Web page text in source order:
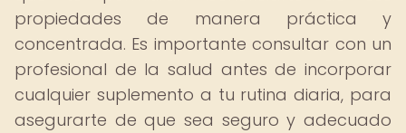
propiedades de manera práctica y
concentrada. Es importante consultar con un
profesional de la salud antes de incorporar
cualquier suplemento a tu rutina diaria, para
asegurarte de que sea seguro y adecuado